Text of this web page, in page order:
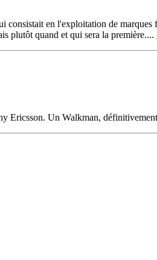
en l'exploitation de
plutôt quand et qui sera la première....
Ericsson. Un Walkman,